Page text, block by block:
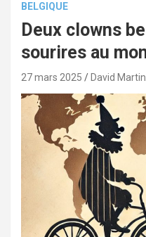
BELGIQUE
Deux clowns
sourires au
27 mars 2025 David